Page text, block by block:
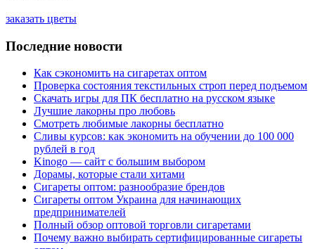
заказать цветы
Последние новости
Как сэкономить на сигаретах оптом
Проверка состояния текстильных строп перед подъемом
Скачать игры для ПК бесплатно на русском языке
Лучшие лакорны про любовь
Смотреть любимые лакорны бесплатно
Сливы курсов: как экономить на обучении до 100 000
рублей в год
Kinogo — сайт с большим выбором
Дорамы, которые стали хитами
Сигареты оптом: разнообразие брендов
Сигареты оптом Украина для начинающих
предпринимателей
Полный обзор оптовой торговли сигаретами
Почему важно выбирать сертифицированные сигареты